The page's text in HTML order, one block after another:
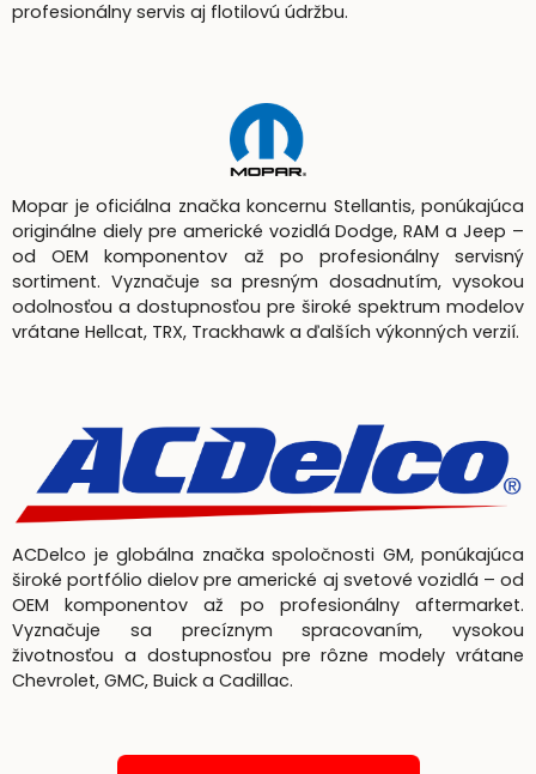
profesionálny servis aj flotilovú údržbu.
Mopar je oficiálna značka koncernu Stellantis, ponúkajúca
originálne diely pre americké vozidlá Dodge, RAM a Jeep –
od OEM komponentov až po profesionálny servisný
sortiment. Vyznačuje sa presným dosadnutím, vysokou
odolnosťou a dostupnosťou pre široké spektrum modelov
vrátane Hellcat, TRX, Trackhawk a ďalších výkonných verzií.
ACDelco je globálna značka spoločnosti GM, ponúkajúca
široké portfólio dielov pre americké aj svetové vozidlá – od
OEM komponentov až po profesionálny aftermarket.
Vyznačuje sa precíznym spracovaním, vysokou
životnosťou a dostupnosťou pre rôzne modely vrátane
Chevrolet, GMC, Buick a Cadillac.